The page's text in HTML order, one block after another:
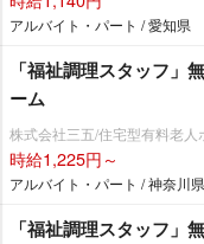
アルバイト・パート / 愛知県
「福祉調理スタッフ」
ーム
株式会社三五/住宅型有料老人
時給1,225円～
アルバイト・パート / 神奈川県
「福祉調理スタッフ」